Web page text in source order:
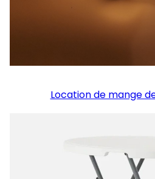
Location de mange